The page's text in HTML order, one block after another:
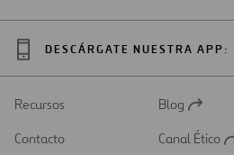
DESCÁRGATE NUESTRA APP:
Recursos
Abrir
una
Blog
Contacto
Abrir
Canal Ético